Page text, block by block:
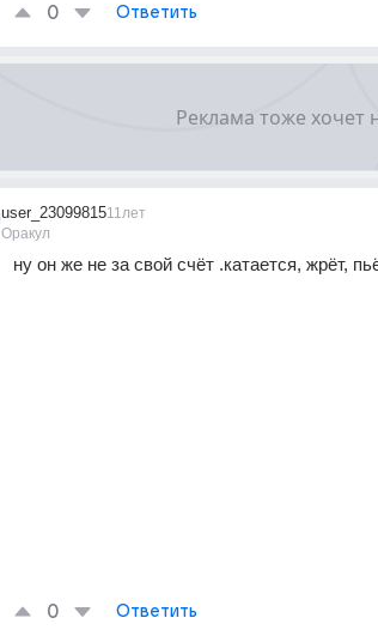
0 Ответить
user_23099815
Оракул
11лет
ну он же не за свой счёт .катается, жрёт,
0 Ответить